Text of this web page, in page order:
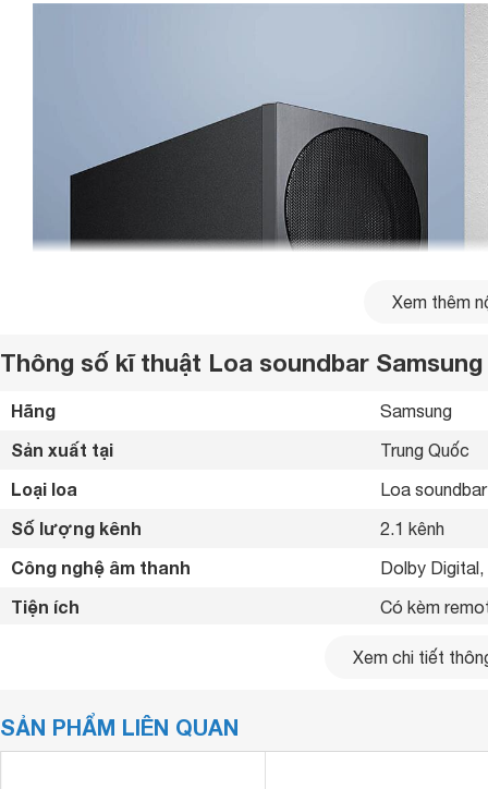
Âm Thanh Đa Chiều Lan Tỏa
Tính năng Surround Sound Expansion độc đáo lan tỏa
giải trí đa sắc màu.
Xem thêm
Thông số kĩ thuật Loa soundbar Samsung
Hãng Samsung
Sản xuất tại Trung Quốc
Loại loa Loa
Số lượng kênh 2.1 kênh
Công nghệ âm thanh Dolby
Tiện ích Có kèm
Bluetooth
Tổng số loa bass
Xem chi tiết
SẢN PHẨM LIÊN QUAN